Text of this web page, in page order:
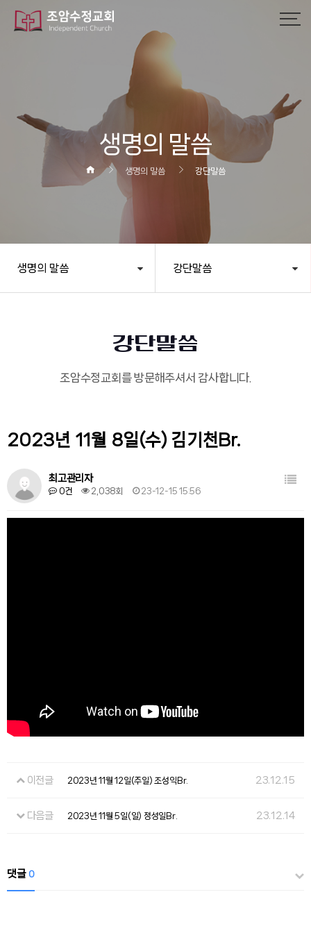
생명의 말씀
생명의 말씀 강단말씀
생명의 말씀 강단말씀
강단말씀
조암수정교회를 방문해주셔서 감사합니다.
2023년 11월 8일(수) 김기천Br.
최고관리자
0건 2,038회 23-12-15 15:56
이전글 2023년 11월 12일(주일) 조성익Br. 23.12.15
다음글 2023년 11월 5일(일) 정성일Br. 23.12.14
댓글 0